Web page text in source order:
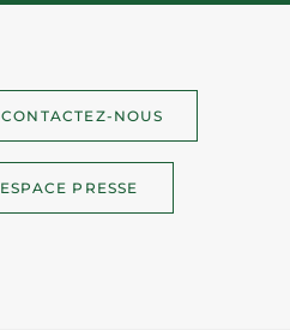
CONTACTEZ-NOUS
ESPACE PRESSE